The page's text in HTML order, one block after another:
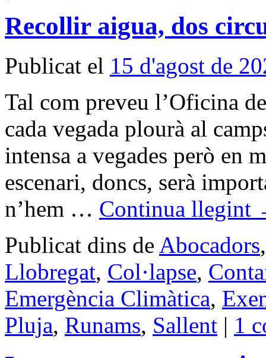
Recollir aigua, dos
Publicat el 15 d'agost de
Tal com preveu l’Oficina
cada vegada plourà al
intensa a vegades però en
escenari, doncs, serà
n’hem … Continua llegint
Publicat dins de Abocadors
Llobregat, Col·lapse,
Emergència Climàtica,
Pluja, Runams, Sallent | 1